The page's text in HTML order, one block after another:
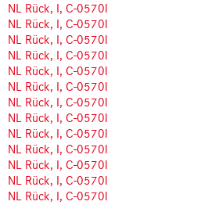
NL Rück, I, C-0570l
NL Rück, I, C-0570l
NL Rück, I, C-0570l
NL Rück, I, C-0570l
NL Rück, I, C-0570l
NL Rück, I, C-0570l
NL Rück, I, C-0570l
NL Rück, I, C-0570l
NL Rück, I, C-0570l
NL Rück, I, C-0570l
NL Rück, I, C-0570l
NL Rück, I, C-0570l
NL Rück, I, C-0570l